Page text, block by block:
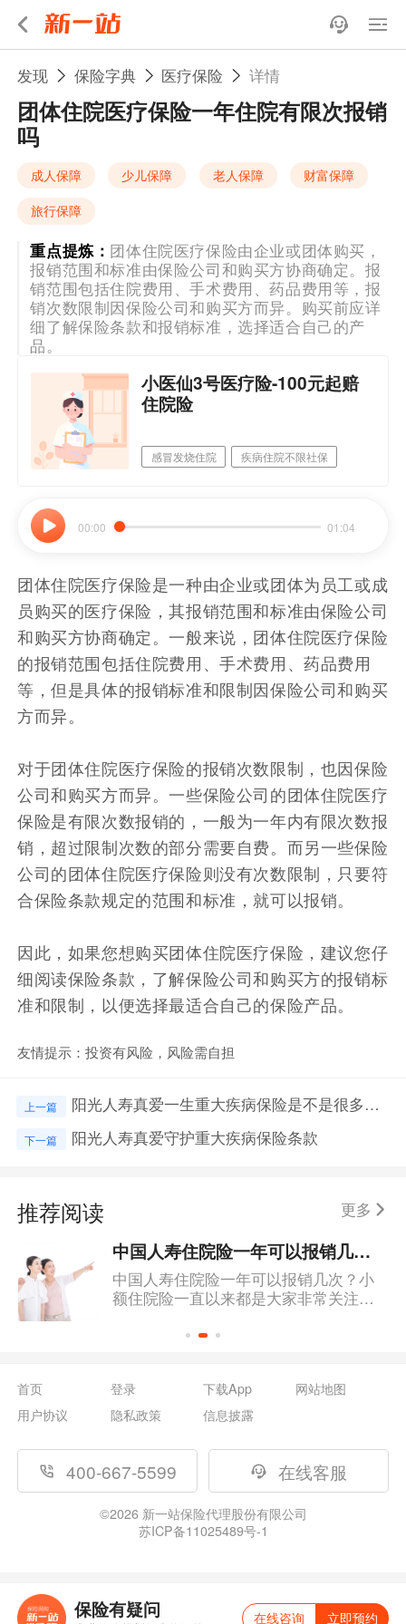
发现 保险字典 医疗保险 详情
团体住院医疗保险一年住院有限次报销
吗
成人保障 少儿保障 老人保障
财富保障
旅行保障
重点提炼： 团体住院医疗保险由企业或团体购买，
报销范围和标准由保险公司和购买方协商确定。报
销范围包括住院费用、手术费用、药品费用等，报
销次数限制因保险公司和购买方而异。购买前应详
细了解保险条款和报销标准，选择适合自己的产
品。
小医仙3号医疗险-100元起赔
住院险
感冒发烧住院
疾病住院不限社保
00:00 01:04
团体住院医疗保险是一种由企业或团体为员工或成
员购买的医疗保险，其报销范围和标准由保险公司
和购买方协商确定。一般来说，团体住院医疗保险
的报销范围包括住院费用、手术费用、药品费用
等，但是具体的报销标准和限制因保险公司和购买
方而异。
对于团体住院医疗保险的报销次数限制，也因保险
公司和购买方而异。一些保险公司的团体住院医疗
保险是有限次数报销的，一般为一年内有限次数报
销，超过限制次数的部分需要自费。而另一些保险
公司的团体住院医疗保险则没有次数限制，只要符
合保险条款规定的范围和标准，就可以报销。
因此，如果您想购买团体住院医疗保险，建议您仔
细阅读保险条款，了解保险公司和购买方的报销标
准和限制，以便选择最适合自己的保险产品。
友情提示：投资有风险，风险需自担
上一篇 阳光人寿真爱一生重大疾病保险是不是很多疾病不能报
下一篇 阳光人寿真爱守护重大疾病保险条款
推荐阅读 更多
中国人寿住院险一年可以报销几次？报销比例是多少？
中国人寿住院险一年可以报销几次？小
额住院险一直以来都是大家非常关注的
的是日常的一些感冒发烧，小病小伤之
年到底可以报销几次呢？报销比例是多
少？今天我们就来了解一下。
首页 登录 下载App
网站地图
用户协议
隐私政策 信息披露
400-667-5599 在线客服
©2026新一站保险代理股份有限公司
苏ICP备11025489号-1
保险有疑问 在线咨询 立即预约